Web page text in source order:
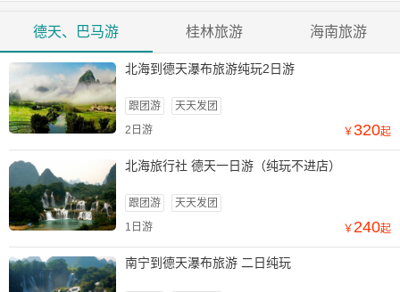
德天、巴马游 桂林旅游 海南旅游
北海到德天瀑布旅游纯玩2日游
跟团游
天天发团
2日游
￥320起
北海旅行社 德天一日游（纯玩不进店）
跟团游
天天发团
1日游
￥ 240起
南宁到德天瀑布旅游 二日纯玩